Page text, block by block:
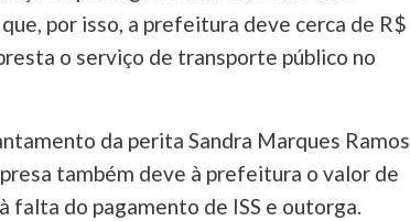
por isso, a prefeitura deve cerca de R$
o serviço de transporte público no
da perita Sandra Marques Ramos
também deve à prefeitura o valor de
falta do pagamento de ISS e outorga.